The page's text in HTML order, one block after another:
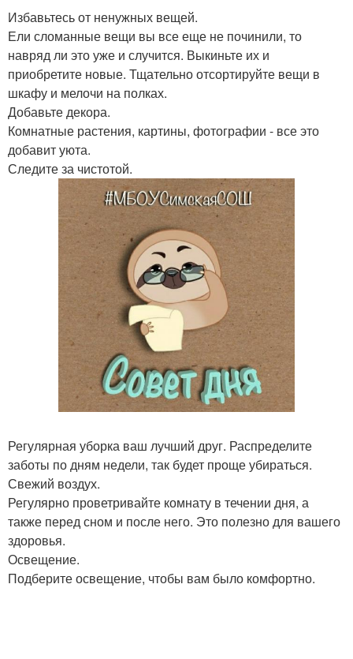
Избавьтесь от ненужных вещей.
Ели сломанные вещи вы все еще не починили, то
навряд ли это уже и случится. Выкиньте их и
приобретите новые. Тщательно отсортируйте вещи в
шкафу и мелочи на полках.
Добавьте декора.
Комнатные растения, картины, фотографии - все это
добавит уюта.
Следите за чистотой.
Регулярная уборка ваш лучший друг. Распределите
заботы по дням недели, так будет проще убираться.
Свежий воздух.
Регулярно проветривайте комнату в течении дня, а
также перед сном и после него. Это полезно для вашего
здоровья.
Освещение.
Подберите освещение, чтобы вам было комфортно.